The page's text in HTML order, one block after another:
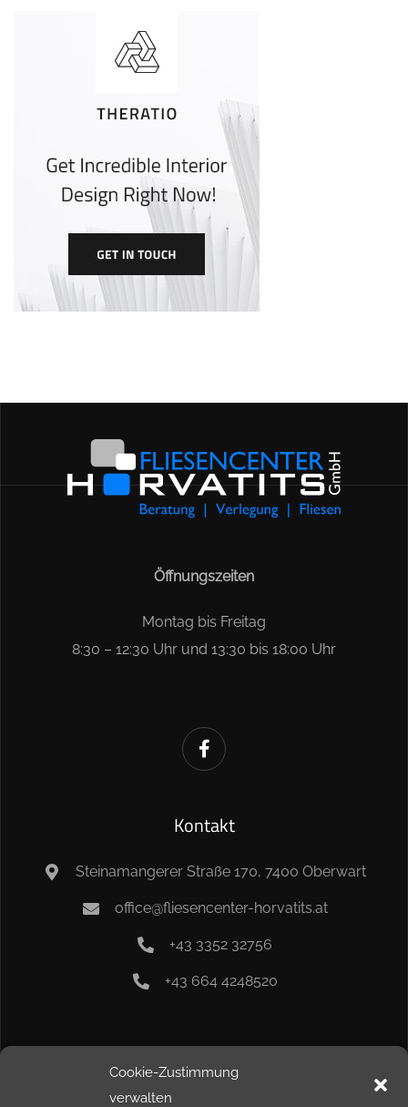
Cookie-Zustimmung
verwalten
Öffnungszeiten
Montag bis Freitag
8:30 – 12:30 Uhr und 13:30 bis 18:00 Uhr
Kontakt
Steinamangerer Straße 170, 7400 Oberwart
office@fliesencenter-horvatits.at
+43 3352 32756
+43 664 4248520
Info